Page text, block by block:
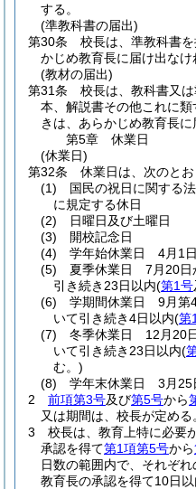
する。
(準教科書の届出)
第30条
校長は、準教科書
かじめ教育長に届け出なけ
(教材の届出)
第31条
校長は、教科書又
本、解説書その他これに
きは、あらかじめ教育長に
第5章
休業日
(休業日)
第32条
休業日は、次のとお
(1)
国民の祝日に関する
に規定する休日
(2)
日曜日及び土曜日
(3)
開校記念日
(4)
学年始休業日 4月1
(5)
夏季休業日 7月20日
引き続き23日以内(第1号
(6)
学期間休業日 9月第
いて引き続き4日以内(第
(7)
冬季休業日 12月20
いて引き続き23日以内(
む。)
(8)
学年末休業日 3月25
2
前項第3号及び第5号から
又は期間は、校長が定める
3
校長は、教育上特に必要
承認を得て第1項第5号から
日数の範囲内で、それぞ
教育長の承認を得て10日